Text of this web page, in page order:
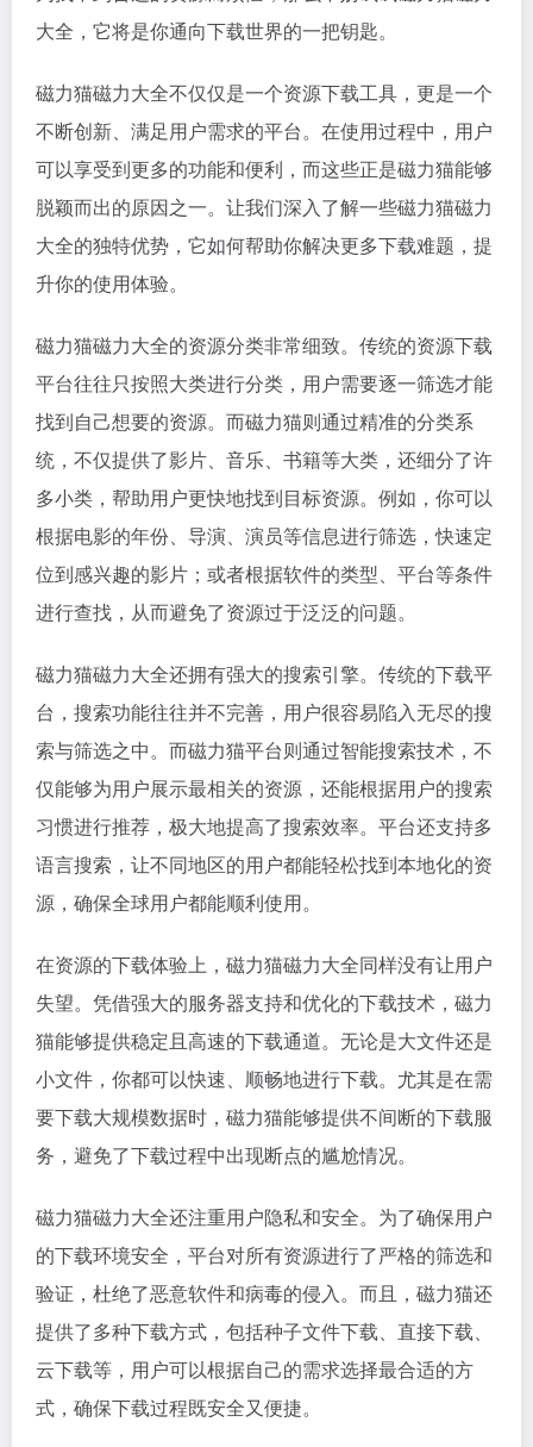
大全，它将是你通向下载世界的一把钥匙。
磁力猫磁力大全不仅仅是一个资源下载工具，更是一个
不断创新、满足用户需求的平台。在使用过程中，用户
可以享受到更多的功能和便利，而这些正是磁力猫能够
脱颖而出的原因之一。让我们深入了解一些磁力猫磁力
大全的独特优势，它如何帮助你解决更多下载难题，提
升你的使用体验。
磁力猫磁力大全的资源分类非常细致。传统的资源下载
平台往往只按照大类进行分类，用户需要逐一筛选才能
找到自己想要的资源。而磁力猫则通过精准的分类系
统，不仅提供了影片、音乐、书籍等大类，还细分了许
多小类，帮助用户更快地找到目标资源。例如，你可以
根据电影的年份、导演、演员等信息进行筛选，快速定
位到感兴趣的影片；或者根据软件的类型、平台等条件
进行查找，从而避免了资源过于泛泛的问题。
磁力猫磁力大全还拥有强大的搜索引擎。传统的下载平
台，搜索功能往往并不完善，用户很容易陷入无尽的搜
索与筛选之中。而磁力猫平台则通过智能搜索技术，不
仅能够为用户展示最相关的资源，还能根据用户的搜索
习惯进行推荐，极大地提高了搜索效率。平台还支持多
语言搜索，让不同地区的用户都能轻松找到本地化的资
源，确保全球用户都能顺利使用。
在资源的下载体验上，磁力猫磁力大全同样没有让用户
失望。凭借强大的服务器支持和优化的下载技术，磁力
猫能够提供稳定且高速的下载通道。无论是大文件还是
小文件，你都可以快速、顺畅地进行下载。尤其是在需
要下载大规模数据时，磁力猫能够提供不间断的下载服
务，避免了下载过程中出现断点的尴尬情况。
磁力猫磁力大全还注重用户隐私和安全。为了确保用户
的下载环境安全，平台对所有资源进行了严格的筛选和
验证，杜绝了恶意软件和病毒的侵入。而且，磁力猫还
提供了多种下载方式，包括种子文件下载、直接下载、
云下载等，用户可以根据自己的需求选择最合适的方
式，确保下载过程既安全又便捷。